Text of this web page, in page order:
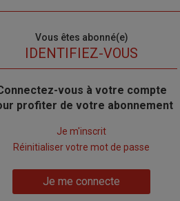
Vous êtes abonné(e)
IDENTIFIEZ-VOUS
vous à votre compte
profiter de votre abonnement
Je m'inscrit
Réinitialiser votre mot de passe
Je me connecte